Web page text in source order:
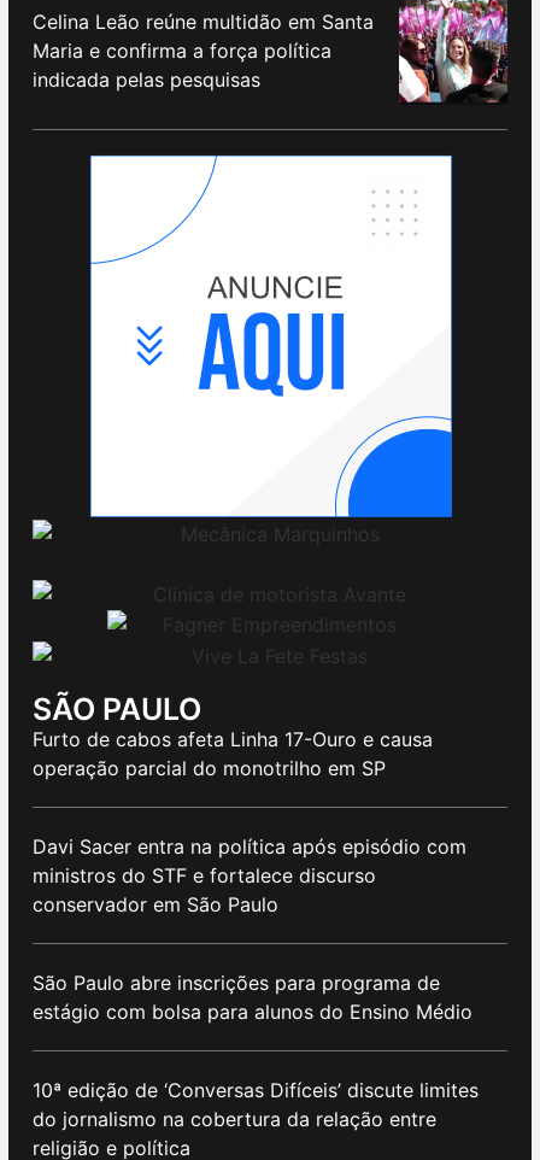
Celina Leão reúne multidão em Santa
Maria e confirma a força política
indicada pelas pesquisas
SÃO PAULO
Furto de cabos afeta Linha 17-Ouro e causa
operação parcial do monotrilho em SP
Davi Sacer entra na política após episódio com
ministros do STF e fortalece discurso
conservador em São Paulo
São Paulo abre inscrições para programa de
estágio com bolsa para alunos do Ensino Médio
10ª edição de ‘Conversas Difíceis’ discute limites
do jornalismo na cobertura da relação entre
religião e política